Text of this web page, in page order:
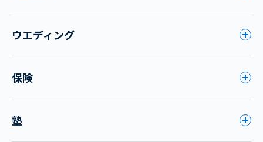
ウエディング
保険
塾